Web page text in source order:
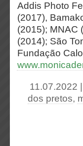
Addis Photo
(2017),
(2015); MNAC
(2014); São
Fundação
11.07.2022
dos pretos,